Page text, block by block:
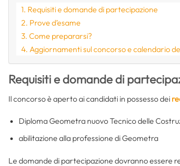
Requisiti e domande di partecipazione
Prove d’esame
Come prepararsi?
Aggiornamenti sul concorso e calendario
Requisiti e domande di
Il concorso è aperto ai candidati in possesso dei
Diploma Geometra nuovo Tecnico delle
abilitazione alla professione di Geometra
Le domande di partecipazione dovranno essere